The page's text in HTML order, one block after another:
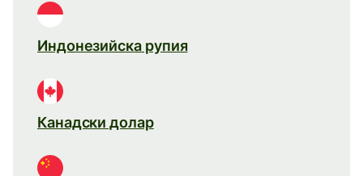
Индонезийска рупия
Канадски долар